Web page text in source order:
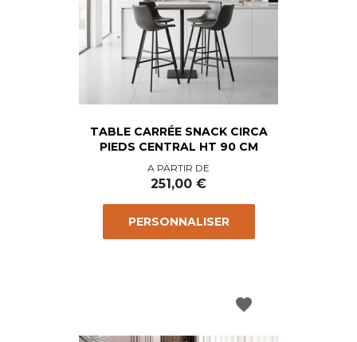
TABLE CARRÉE SNACK CIRCA
PIEDS CENTRAL HT 90 CM
Prix
A PARTIR DE
251,00 €
PERSONNALISER
favorite